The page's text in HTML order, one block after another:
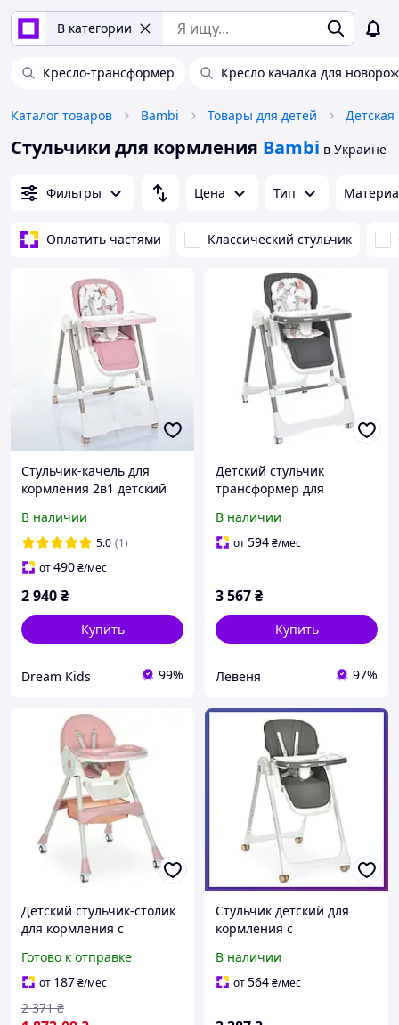
В категории
Кресло-трансформер Кресло качалка для
Каталог товаров Bambi Товары для детей
Стульчики для кормления Bambi в Украине
Фильтры Цена Тип
Оплатить частями Классический стульчик
Стульчик-качель для
кормления 2в1 детский
розовый
В наличии
5.0 (1)
от490₴/мес
2 940₴
Купить
Dream Kids 99%
Детский стульчик
трансформер для
Gray
В наличии
от594₴/мес
3 567₴
Купить
Левеня 97%
Детский стульчик-столик
для кормления с
BAMBI M 6302 Pink со
съемным столиком
Готово к отправке
от 187₴/мес
2 371 ₴
Стульчик детский для
кормления с
Bambi M 5673 Gray Серый
В наличии
от564₴/мес